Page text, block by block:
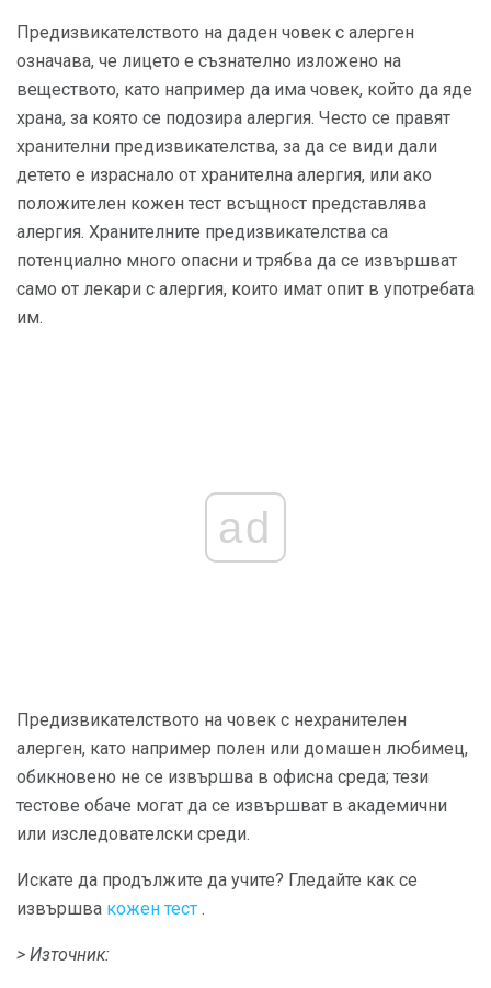
Предизвикателството на даден човек с алерген
означава, че лицето е съзнателно изложено на
веществото, като например да има човек, който да яде
храна, за която се подозира алергия. Често се правят
хранителни предизвикателства, за да се види дали
детето е израснало от хранителна алергия, или ако
положителен кожен тест всъщност представлява
алергия. Хранителните предизвикателства са
потенциално много опасни и трябва да се извършват
само от лекари с алергия, които имат опит в употребата
им.
ad
Предизвикателството на човек с нехранителен
алерген, като например полен или домашен любимец,
обикновено не се извършва в офисна среда; тези
тестове обаче могат да се извършват в академични
или изследователски среди.
Искате да продължите да учите? Гледайте как се
извършва кожен тест .
> Източник: